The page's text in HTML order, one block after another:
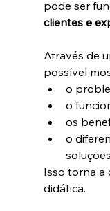
pode ser
clientes e
Através de
possível
o
o
os
o
soluções
Isso torna a
didática.